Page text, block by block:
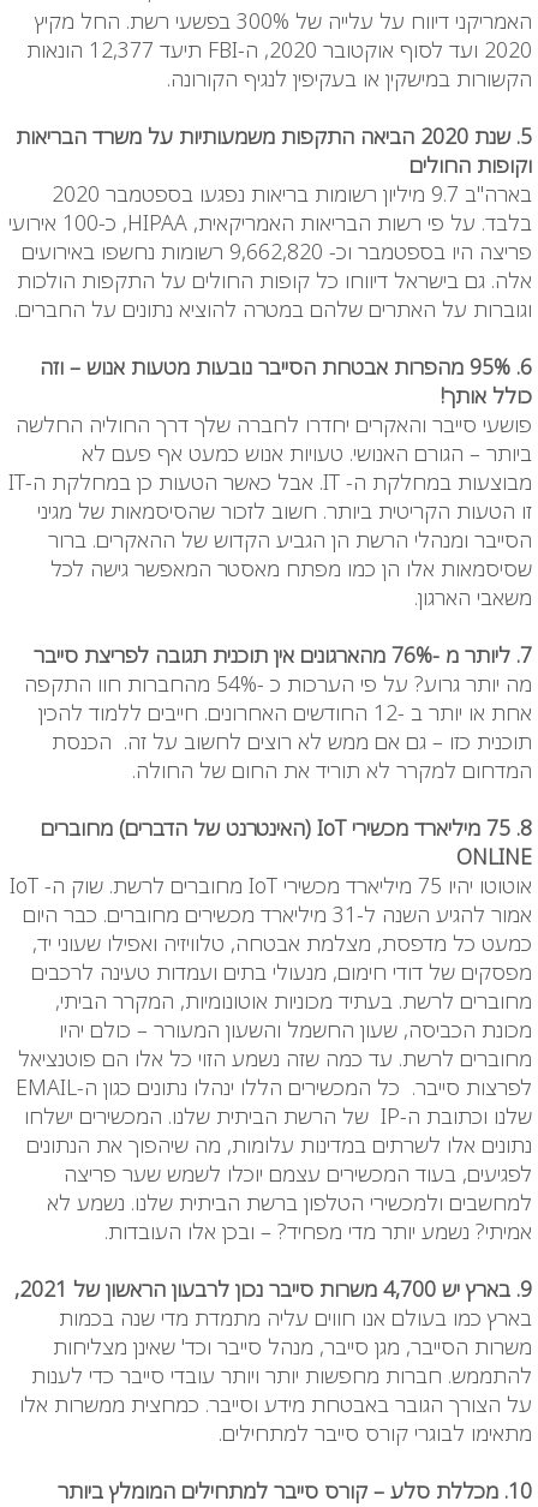
האמריקני דיווח על עלייה של 300% בפשעי רשת. החל מקיץ
2020 ועד לסוף אוקטובר 2020, ה-FBI
תיעד 12,377 הונאות
הקשורות במישקין או בעקיפין לנגיף הקורונה.
5. שנת 2020 הביאה התקפות משמעותיות על משרד הבריאות
וקופות החולים
בארה"ב 9.7 מיליון רשומות בריאות נפגעו בספטמבר 2020
בלבד. על פי רשות הבריאות האמריקאית, HIPAA
, כ-100 אירועי
פריצה היו בספטמבר וכ- 9,662,820 רשומות נחשפו באירועים
אלה. גם בישראל דיווחו כל קופות החולים על התקפות הולכות
וגוברות על האתרים שלהם במטרה להוציא נתונים על החברים.
6. 95% מהפרות אבטחת הסייבר נובעות מטעות אנוש – וזה
כולל אותך!
פושעי סייבר והאקרים יחדרו לחברה שלך דרך החוליה החלשה
ביותר – הגורם האנושי. טעויות אנוש כמעט אף פעם לא
מבוצעות במחלקת ה- IT
. אבל כאשר הטעות כן במחלקת ה-IT
זו הטעות הקריטית ביותר. חשוב לזכור שהסיסמאות של מגיני
הסייבר ומנהלי הרשת הן הגביע הקדוש של ההאקרים. ברור
שסיסמאות אלו הן כמו מפתח מאסטר המאפשר גישה לכל
משאבי הארגון.
7. ליותר מ -76% מהארגונים אין תוכנית תגובה לפריצת סייבר
מה יותר גרוע? על פי הערכות כ -54% מהחברות חוו התקפה
אחת או יותר ב -12 החודשים האחרונים. חייבים ללמוד להכין
תוכנית כזו – גם אם ממש לא רוצים לחשוב על זה. הכנסת
המדחום למקרר לא תוריד את החום של החולה.
8. 75 מיליארד מכשירי
IoT (האינטרנט של הדברים) מחוברים
ONLINE
אוטוטו יהיו 75 מיליארד מכשירי IoT מחוברים לרשת. שוק ה-
IoT
אמור להגיע השנה ל-31 מיליארד מכשירים מחוברים. כבר היום
כמעט כל מדפסת, מצלמת אבטחה, טלוויזיה ואפילו שעוני יד,
מפסקים של דודי חימום, מנעולי בתים ועמדות טעינה לרכבים
מחוברים לרשת. בעתיד מכוניות אוטונומיות, המקרר הביתי,
מכונת הכביסה, שעון החשמל והשעון המעורר – כולם יהיו
מחוברים לרשת. עד כמה שזה נשמע הזוי כל אלו הם פוטנציאל
לפרצות סייבר. כל המכשירים הללו ינהלו נתונים כגון ה-EMAIL
שלנו וכתובת ה-IP
של הרשת הביתית שלנו. המכשירים ישלחו
נתונים אלו לשרתים במדינות עלומות, מה שיהפוך את הנתונים
לפגיעים, בעוד המכשירים עצמם יוכלו לשמש שער פריצה
למחשבים ולמכשירי הטלפון ברשת הביתית שלנו. נשמע לא
אמיתי? נשמע יותר מדי מפחיד? – ובכן אלו העובדות.
9. בארץ יש 4,700 משרות סייבר נכון לרבעון הראשון של 2021,
בארץ כמו בעולם אנו חווים עליה מתמדת מדי שנה בכמות
משרות הסייבר, מגן סייבר, מנהל סייבר וכד' שאינן מצליחות
להתממש. חברות מחפשות יותר ויותר עובדי סייבר כדי לענות
על הצורך הגובר באבטחת מידע וסייבר. כמחצית ממשרות אלו
מתאימו לבוגרי קורס סייבר למתחילים.
10. מכללת סלע – קורס סייבר למתחילים המומלץ ביותר